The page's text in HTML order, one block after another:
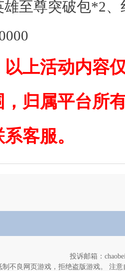
雄至尊突破包*2
上活动内容
归属平台所
客服。
投诉邮箱：
制不良网页游戏，拒绝盗版游戏。 注